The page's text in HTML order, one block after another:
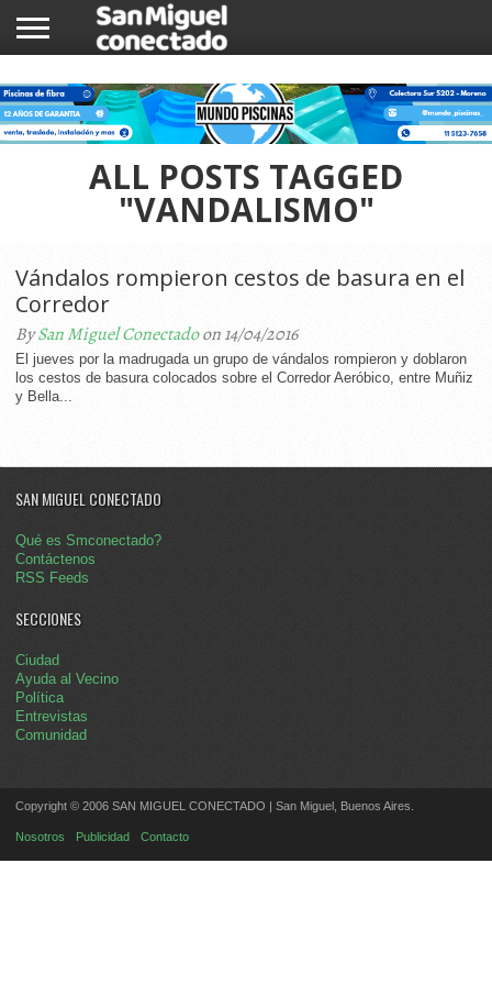
NOTICIAS
COMUNIDAD
COMERCIOS
ALL POSTS TAGGED
"VANDALISMO"
Vándalos rompieron cestos de basura en el
Corredor
BySan Miguel Conectadoon 14/04/2016
El jueves por la madrugada un grupo de vándalos rompieron y doblaron
los cestos de basura colocados sobre el Corredor Aeróbico, entre Muñiz
y Bella...
SAN MIGUEL CONECTADO
Qué es Smconectado?
Contáctenos
RSS Feeds
SECCIONES
Ciudad
Ayuda al Vecino
Política
Entrevistas
Comunidad
Copyright © 2006 SAN MIGUEL CONECTADO | San Miguel, Buenos Aires.
Nosotros Publicidad Contacto